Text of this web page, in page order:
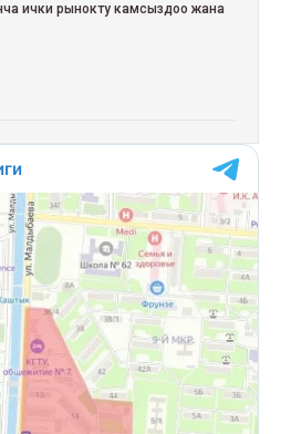
ички рынокту камсыздоо жана